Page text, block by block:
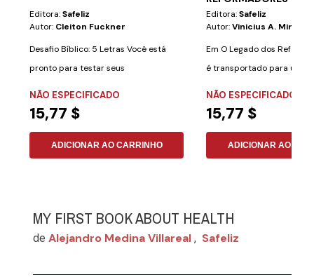
Editora:Safeliz
Autor: Cleiton Fuckner
Desafio Bíblico: 5 Letras Você está
pronto para testar seus
NÃO ESPECIFICADO
15,77 $
ADICIONAR AO CARRINHO
Editora:Safeliz
Autor:Vinicius A. Miranda
Em O Legado dos
é transportado para um
NÃO ESPECIFICADO
15,77 $
ADICIONAR AO
MY FIRST BOOK ABOUT HEALTH
de Alejandro Medina Villareal , Safeliz